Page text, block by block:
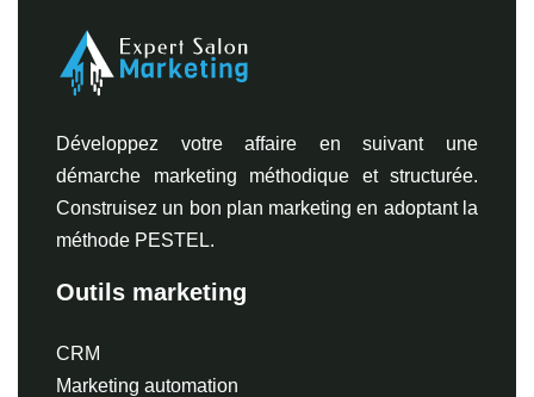
Développez votre affaire en suivant une
démarche marketing méthodique et structurée.
Construisez un bon plan marketing en adoptant la
méthode PESTEL.
Outils marketing
CRM
Marketing automation